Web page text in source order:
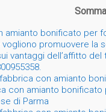
bonificato per
promuovere la
vantaggi dell’affitto
con amianto
con amianto bonificato
di Parma